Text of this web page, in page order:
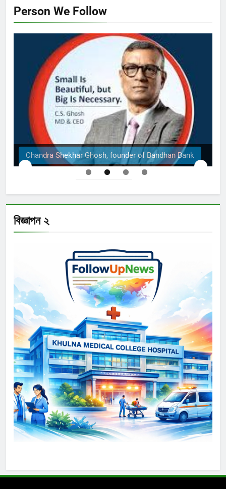
Person We Follow
The Structural Engineers Ltd | Dhaka
বিজ্ঞাপন ২